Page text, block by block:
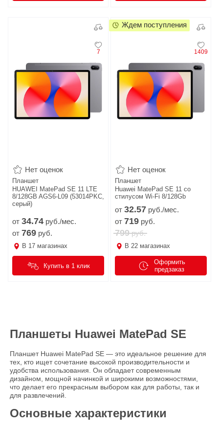
7
Нет оценок
Планшет
HUAWEI MatePad SE 11 LTE
8/128GB AGS6-L09 (53014PKC,
серый)
от 34.74 руб./мес.
от 769 руб.
В 17 магазинах
Купить в 1 клик
1409
Нет оценок
Планшет
Huawei MatePad SE 11 со
стилусом Wi-Fi 8/128Gb
от 32.57 руб./мес.
от 719 руб.
799руб.
В 22 магазинах
Оформить
предзаказ
Ждем поступления
Планшеты Huawei MatePad SE
Планшет Huawei MatePad SE — это идеальное решение для
тех, кто ищет сочетание высокой производительности и
удобства использования. Он обладает современным
дизайном, мощной начинкой и широкими возможностями,
что делает его прекрасным выбором как для работы, так и
для развлечений.
Основные характеристики